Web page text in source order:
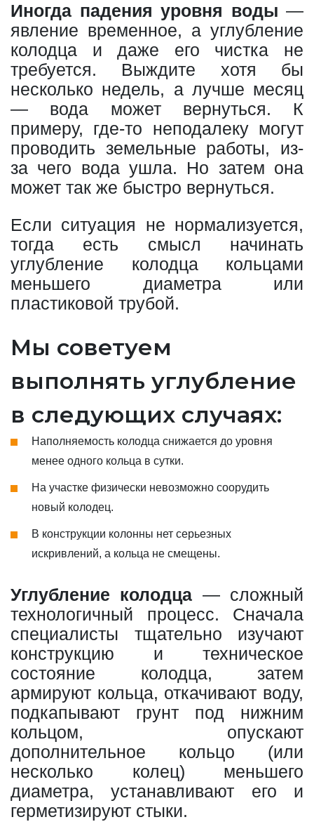
Иногда падения уровня воды —
явление временное, а углубление
колодца и даже его чистка не
требуется. Выждите хотя бы
несколько недель, а лучше месяц
— вода может вернуться. К
примеру, где-то неподалеку могут
проводить земельные работы, из-
за чего вода ушла. Но затем она
может так же быстро вернуться.
Если ситуация не нормализуется,
тогда есть смысл начинать
углубление колодца кольцами
меньшего диаметра или
пластиковой трубой.
Мы советуем
выполнять углубление
в следующих случаях:
Наполняемость колодца снижается до уровня
менее одного кольца в сутки.
На участке физически невозможно соорудить
новый колодец.
В конструкции колонны нет серьезных
искривлений, а кольца не смещены.
Углубление колодца — сложный
технологичный процесс. Сначала
специалисты тщательно изучают
конструкцию и техническое
состояние колодца, затем
армируют кольца, откачивают воду,
подкапывают грунт под нижним
кольцом, опускают
дополнительное кольцо (или
несколько колец) меньшего
диаметра, устанавливают его и
герметизируют стыки.